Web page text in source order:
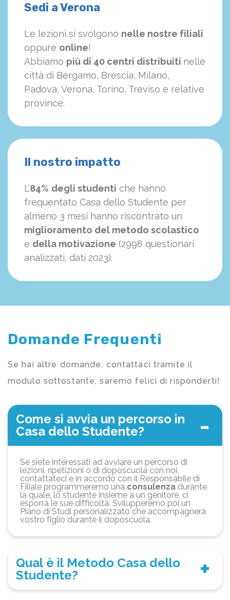
Sedi a Verona
Le lezioni si svolgono nelle nostre filiali
oppure online!
Abbiamo più di 40 centri distribuiti nelle
città di Bergamo, Brescia, Milano,
Padova, Verona, Torino, Treviso e relative
province.
Il nostro impatto
L’84% degli studenti che hanno
frequentato Casa dello Studente per
almeno 3 mesi hanno riscontrato un
miglioramento del metodo scolastico
e della motivazione (2998 questionari
analizzati, dati 2023).
Domande Frequenti
Se hai altre domande, contattaci tramite il
modulo sottostante, saremo felici di risponderti!
Come si avvia un percorso in
Casa dello Studente?
Se siete interessati ad avviare un percorso di
lezioni, ripetizioni o di doposcuola con noi,
contattateci e in accordo con il Responsabile di
Filiale programmeremo una consulenza durante
la quale, lo studente insieme a un genitore, ci
esporrà le sue difficoltà. Svilupperemo poi un
Piano di Studi personalizzato che accompagnerà
vostro figlio durante il doposcuola.
Qual è il Metodo Casa dello
Studente?